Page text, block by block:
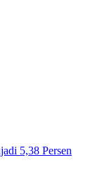
5,38 Persen